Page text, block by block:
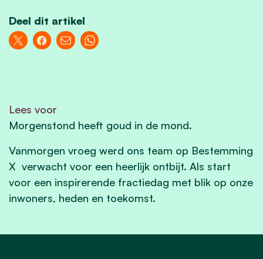
Deel dit artikel
Lees voor
Morgenstond heeft goud in de mond.
Vanmorgen vroeg werd ons team op Bestemming
X verwacht voor een heerlijk ontbijt. Als start
voor een inspirerende fractiedag met blik op onze
inwoners, heden en toekomst.